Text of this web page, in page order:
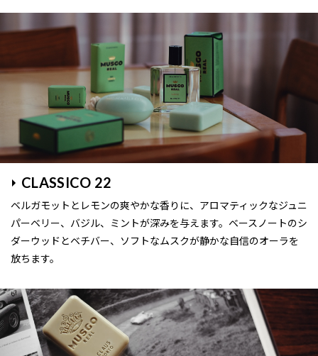
CLASSICO 22
ベルガモットとレモンの爽やかな香りに、アロマティックなジュニ
パーベリー、バジル、ミントが深みを与えます。ベースノートのシ
ダーウッドとベチバー、ソフトなムスクが静かな自信のオーラを
放ちます。